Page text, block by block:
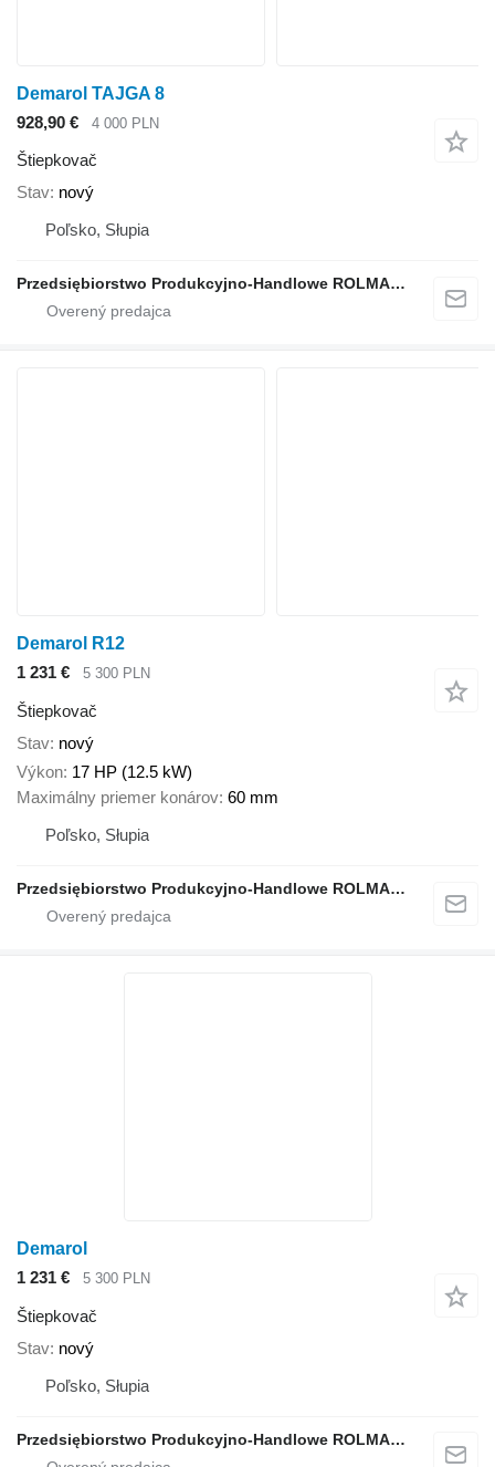
Demarol TAJGA 8
928,90 €
4 000 PLN
Štiepkovač
Stav nový
Poľsko, Słupia
Przedsiębiorstwo Produkcyjno-Handlowe ROLMAPOL Marcin Dziekan
Demarol R12
1 231 €
5 300 PLN
Štiepkovač
Stav nový
Výkon 17 HP (12.5 kW)
Maximálny priemer konárov 60 mm
Poľsko, Słupia
Przedsiębiorstwo Produkcyjno-Handlowe ROLMAPOL Marcin Dziekan
Demarol
1 231 €
5 300 PLN
Štiepkovač
Stav nový
Poľsko, Słupia
Przedsiębiorstwo Produkcyjno-Handlowe ROLMAPOL Marcin Dziekan